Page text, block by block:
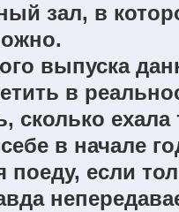
зал, в
выпуска
в
сколько
в начале
поеду, если